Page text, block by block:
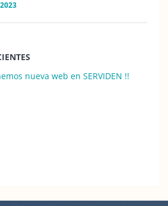
nueva web en SERVIDEN !!